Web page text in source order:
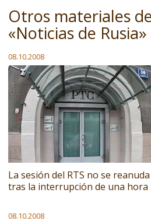
Otros materiales
«Noticias de Rusia»
08.10.2008
La sesión del RTS no se reanuda
tras la interrupción de una hora
08.10.2008